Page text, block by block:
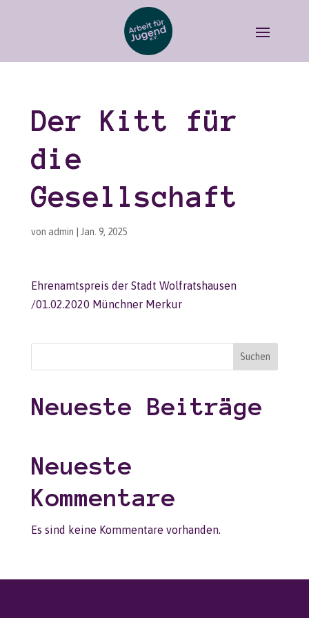
Der Kitt für
die
Gesellschaft
von admin Jan. 9, 2025
Ehrenamtspreis der Stadt Wolfratshausen
/01.02.2020 Münchner Merkur
Suchen
Neueste Beiträge
Neueste
Kommentare
Es sind keine Kommentare vorhanden.